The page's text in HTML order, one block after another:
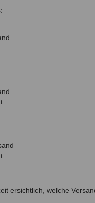
ersichtlich, welche